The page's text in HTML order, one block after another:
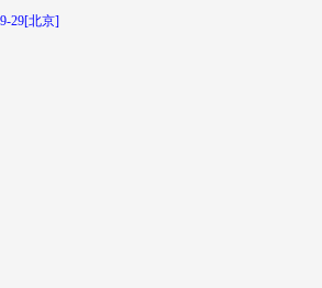
29[北京]